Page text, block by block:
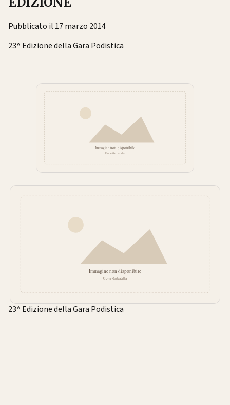
Pubblicato il 17 marzo 2014
23^ Edizione della Gara Podistica
23^ Edizione della Gara Podistica